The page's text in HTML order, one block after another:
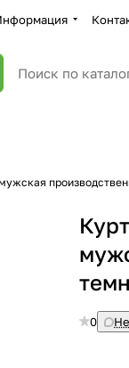
мужская
0